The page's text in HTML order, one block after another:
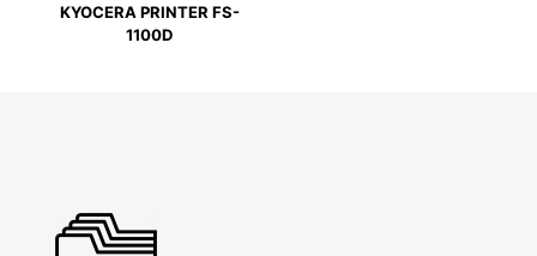
KYOCERA PRINTER FS-
1100D